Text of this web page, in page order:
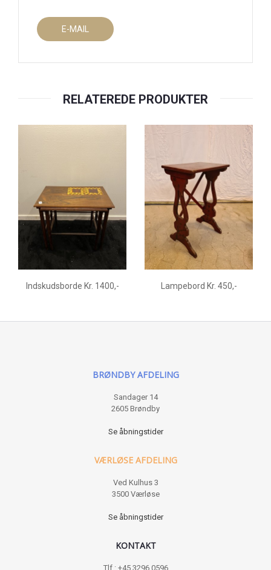
E-MAIL
RELATEREDE PRODUKTER
Indskudsborde Kr. 1400,- Lampebord Kr. 450,-
BRØNDBY AFDELING
Sandager 14
2605 Brøndby
Se åbningstider
VÆRLØSE AFDELING
Ved Kulhus 3
3500 Værløse
Se åbningstider
KONTAKT
Tlf : +45 3296 0596